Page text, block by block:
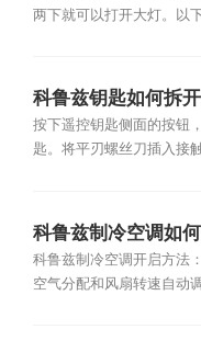
两下就可以打开大灯。以
科鲁兹钥匙如何拆开
按下遥控钥匙侧面的按钮
匙。将平刃螺丝刀插入接
科鲁兹制冷空调如
科鲁兹制冷空调开启方法
空气分配和风扇转速自动